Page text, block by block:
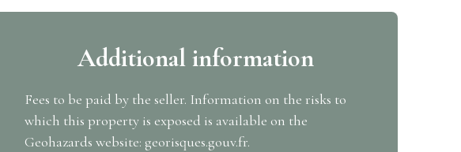
Additional information
Fees to be paid by the seller. Information on the risks to
which this property is exposed is available on the
Geohazards website: georisques.gouv.fr.